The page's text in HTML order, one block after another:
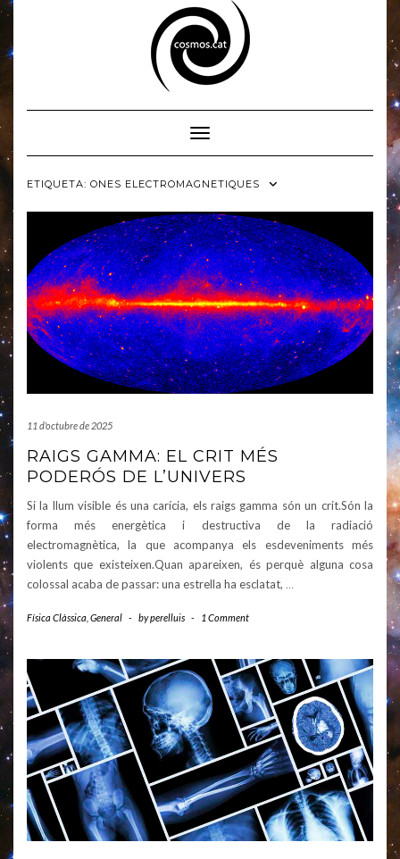
Skip
Toggle Navigation
ETIQUETA: ONES ELECTROMAGNETIQUES
11 d'octubre de 2025
RAIGS GAMMA: EL CRIT MÉS
PODERÓS DE L’UNIVERS
Si la llum visible és una carícia, els raigs gamma són un crit.Són la
forma més energètica i destructiva de la radiació
electromagnètica, la que acompanya els esdeveniments més
violents que existeixen.Quan apareixen, és perquè alguna cosa
colossal acaba de passar: una estrella ha esclatat, …
Física Clàssica General - byperelluis - 1 Comment